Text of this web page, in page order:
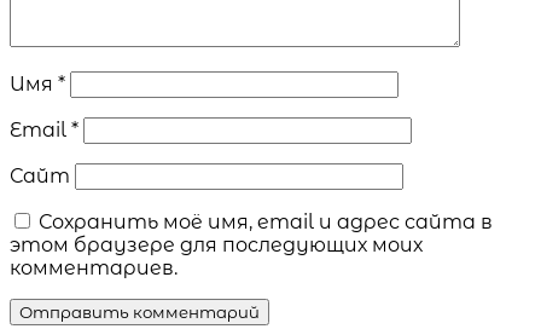
Имя *
Email *
Сайт
Сохранить моё имя, email и адрес сайта в
этом браузере для последующих моих
комментариев.